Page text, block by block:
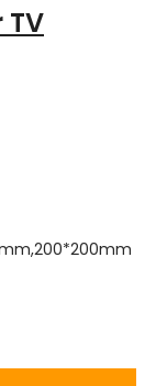
TV
200*200mm